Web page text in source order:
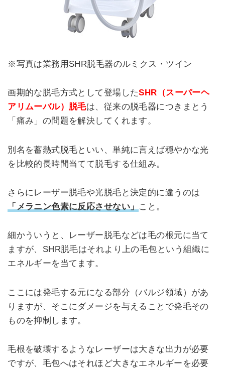
※写真は業務用SHR脱毛器のルミクス・ツイン
画期的な脱毛方式として登場したSHR（スーパーヘ
アリムーバル）脱毛は、従来の脱毛器につきまとう
「痛み」の問題を解決してくれます。
別名を蓄熱式脱毛といい、単純に言えば穏やかな光
を比較的長時間当てて脱毛する仕組み。
さらにレーザー脱毛や光脱毛と決定的に違うのは
「メラニン色素に反応させない」 こと。
細かういうと、レーザー脱毛などは毛の根元に当て
ますが、SHR脱毛はそれより上の毛包という組織に
エネルギーを当てます。
ここには発毛する元になる部分（バルジ領域）があ
りますが、そこにダメージを与えることで発毛その
ものを抑制します。
毛根を破壊するようなレーザーは大きな出力が必要
ですが、毛包へはそれほど大きなエネルギーを必要